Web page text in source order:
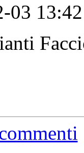
03 13:42